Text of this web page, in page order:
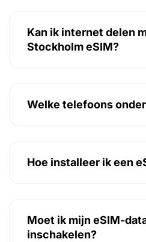
Kan ik internet delen
Stockholm eSIM?
Welke telefoons
Hoe installeer ik een
Moet ik mijn eSIM-
inschakelen?